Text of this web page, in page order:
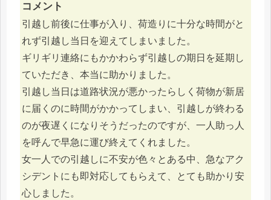
コメント
引越し前後に仕事が入り、荷造りに十分な時間がと
れず引越し当日を迎えてしまいました。
ギリギリ連絡にもかかわらず引越しの期日を延期し
ていただき、本当に助かりました。
引越し当日は道路状況が悪かったらしく荷物が新居
に届くのに時間がかかってしまい、引越しが終わる
のが夜遅くになりそうだったのですが、一人助っ人
を呼んで早急に運び終えてくれました。
女一人での引越しに不安が色々とある中、急なアク
シデントにも即対応してもらえて、とても助かり安
心しました。